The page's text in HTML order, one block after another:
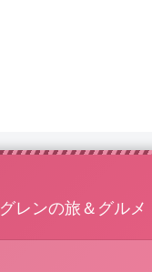
グレンの旅＆グルメ